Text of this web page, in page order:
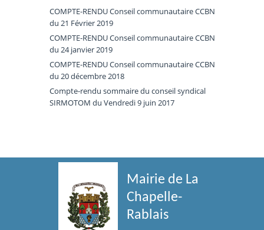
COMPTE-RENDU Conseil communautaire CCBN
du 21 Février 2019
COMPTE-RENDU Conseil communautaire CCBN
du 24 janvier 2019
COMPTE-RENDU Conseil communautaire CCBN
du 20 décembre 2018
Compte-rendu sommaire du conseil syndical
SIRMOTOM du Vendredi 9 juin 2017
Mairie de La
Chapelle-
Rablais